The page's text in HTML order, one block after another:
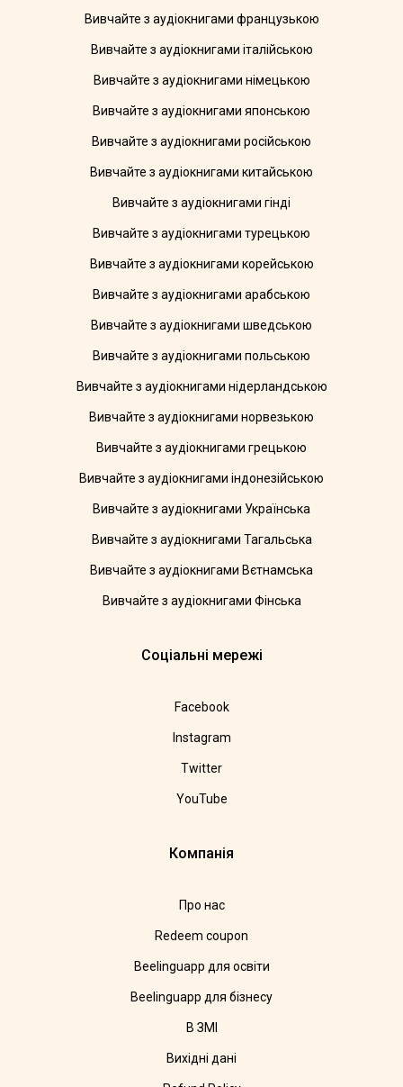
Вивчайте з аудіокнигами французькою
Вивчайте з аудіокнигами італійською
Вивчайте з аудіокнигами німецькою
Вивчайте з аудіокнигами японською
Вивчайте з аудіокнигами російською
Вивчайте з аудіокнигами китайською
Вивчайте з аудіокнигами гінді
Вивчайте з аудіокнигами турецькою
Вивчайте з аудіокнигами корейською
Вивчайте з аудіокнигами арабською
Вивчайте з аудіокнигами шведською
Вивчайте з аудіокнигами польською
Вивчайте з аудіокнигами нідерландською
Вивчайте з аудіокнигами норвезькою
Вивчайте з аудіокнигами грецькою
Вивчайте з аудіокнигами індонезійською
Вивчайте з аудіокнигами Українська
Вивчайте з аудіокнигами Тагальська
Вивчайте з аудіокнигами Вєтнамська
Вивчайте з аудіокнигами Фінська
Соціальні мережі
Facebook
Instagram
Twitter
YouTube
Компанія
Про нас
Redeem coupon
Beelinguapp для освіти
Beelinguapp для бізнесу
В ЗМІ
Вихідні дані